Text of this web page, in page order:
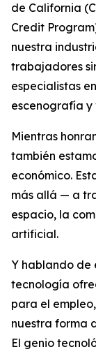
de California (
Credit Program
nuestra
trabajadores
especialistas
escenografía y
Mientras
también
económico.
más allá — a
espacio, la
artificial.
Y hablando de
tecnología
para el
nuestra forma
El genio